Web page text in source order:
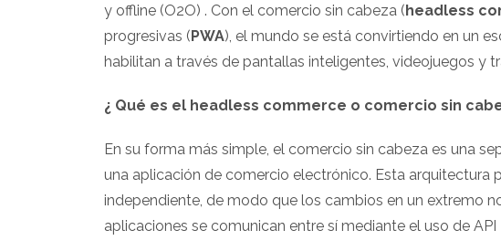
y offline (O2O) . Con el comercio sin cabeza (headless
progresivas (PWA), el mundo se está convirtiendo en un
habilitan a través de pantallas inteligentes, videojuegos y
¿ Qué es el headless commerce o comercio sin
En su forma más simple, el comercio sin cabeza es una
una aplicación de comercio electrónico. Esta arquitectura
independiente, de modo que los cambios en un extremo
aplicaciones se comunican entre sí mediante el uso de API